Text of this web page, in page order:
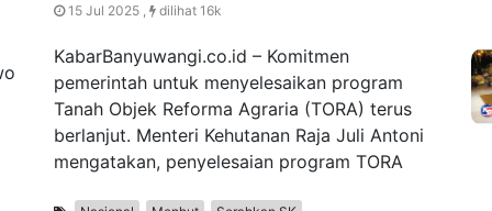
15 Jul 2025 , dilihat 16k
KabarBanyuwangi.co.id – Komitmen
pemerintah untuk menyelesaikan program
Tanah Objek Reforma Agraria (TORA) terus
berlanjut. Menteri Kehutanan Raja Juli Antoni
mengatakan, penyelesaian program TORA